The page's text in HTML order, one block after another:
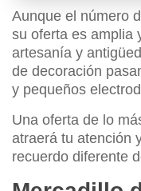
Aunque el número
su oferta es amplia
artesanía y
de decoración
y pequeños
Una oferta de lo
atraerá tu atención
recuerdo diferente